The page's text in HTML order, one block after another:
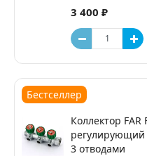
3 400 ₽
Бестселлер
Коллектор FAR
регулирующий
3 отводами